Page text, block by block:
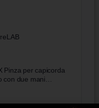
Pinza per capicorda
con due mani